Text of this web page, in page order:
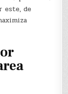
este, de